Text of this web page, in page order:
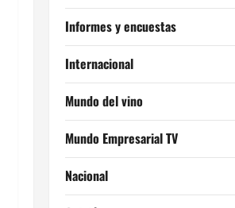
Informes y encuestas
Internacional
Mundo del vino
Mundo Empresarial TV
Nacional